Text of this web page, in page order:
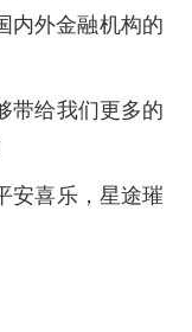
内外金融机构的
带给我们更多的
安喜乐，星途璀